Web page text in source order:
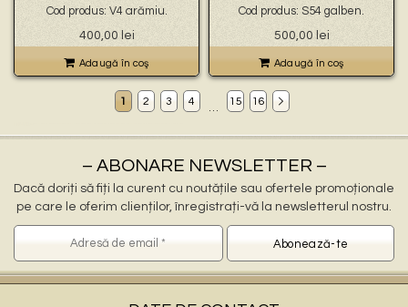
Cod produs: V4 arămiu.
400,00 lei
Adaugă în coş
Cod produs: S54 galben.
500,00 lei
Adaugă în coş
1 2 3 4 15 16
– ABONARE NEWSLETTER –
Dacă doriți să fiți la curent cu noutățile sau ofertele promoționale
pe care le oferim clienților, înregistrați-vă la newsletterul nostru.